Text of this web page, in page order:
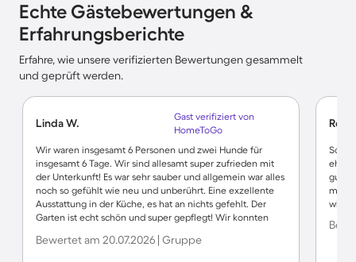
Echte Gästebewertungen &
Erfahrungsberichte
Erfahre, wie unsere verifizierten Bewertungen gesammelt
und geprüft werden.
Linda W.
Gast verifiziert von
HomeToGo
Wir waren insgesamt 6 Personen und zwei Hunde für
insgesamt 6 Tage. Wir sind allesamt super zufrieden mit
der Unterkunft! Es war sehr sauber und allgemein war alles
noch so gefühlt wie neu und unberührt. Eine exzellente
Ausstattung in der Küche, es hat an nichts gefehlt. Der
Garten ist echt schön und super gepflegt! Wir konnten
Ebenso konnten wir easy mit drei Autos in der Einfahrt
Bewertet am 20.07.2026 | Gruppe
eh
gutes